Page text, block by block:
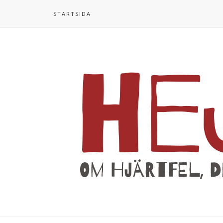
STARTSIDA